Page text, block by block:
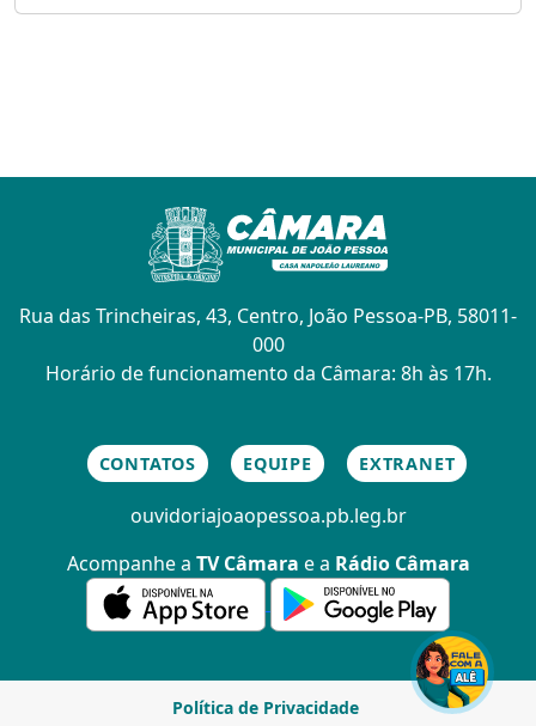
Rua das Trincheiras, 43, Centro, João Pessoa-PB, 58011-
000
Horário de funcionamento da Câmara: 8h às 17h.
CONTATOS EQUIPE EXTRANET
ouvidoriajoaopessoa.pb.leg.br
Acompanhe a TV Câmara e a Rádio Câmara
Política de Privacidade